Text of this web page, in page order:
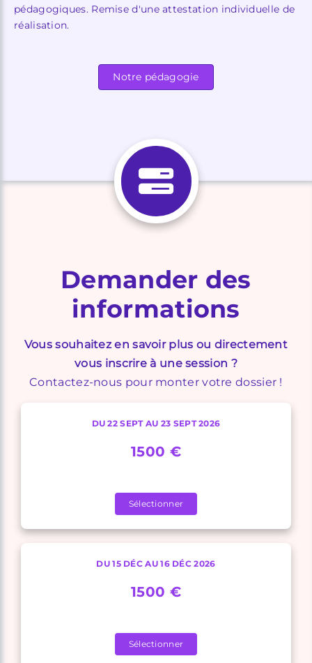
pédagogiques. Remise d'une attestation individuelle de
réalisation.
Notre pédagogie
Demander des
informations
Vous souhaitez en savoir plus ou directement
vous inscrire à une session ?
Contactez-nous pour monter votre dossier !
DU 22 SEPT AU 23 SEPT 2026
1500 €
Sélectionner
DU 15 DÉC AU 16 DÉC 2026
1500 €
Sélectionner